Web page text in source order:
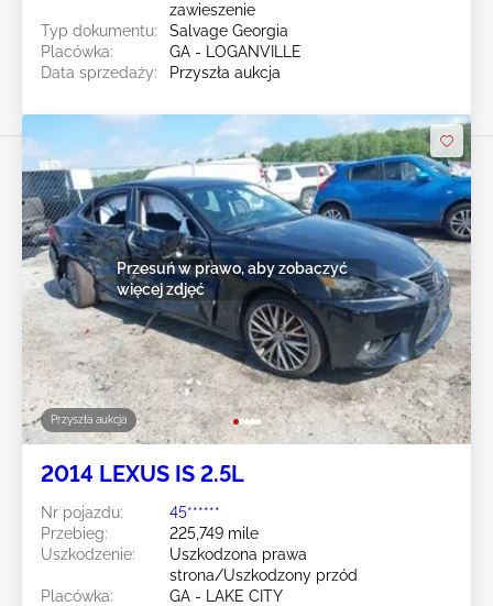
zawieszenie
Typ dokumentu:
Salvage Georgia
Placówka:
GA - LOGANVILLE
Data sprzedaży:
Przyszła aukcja
Przyszła aukcja
Przesuń w prawo, aby zobaczyć
więcej zdjęć
2014 LEXUS IS 2.5L
Nr pojazdu:
45******
Przebieg:
225,749 mile
Uszkodzenie:
Uszkodzona prawa
strona/Uszkodzony przód
Placówka:
GA - LAKE CITY